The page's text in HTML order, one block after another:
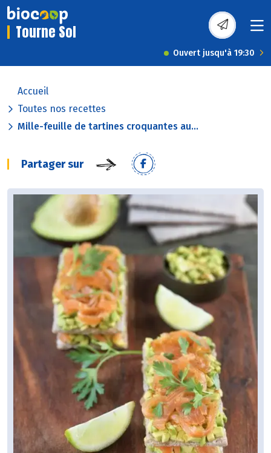
Tourne Sol
Ouvert jusqu'à 19:30
Accueil
Toutes nos recettes
Mille-feuille de tartines croquantes au...
Partager sur